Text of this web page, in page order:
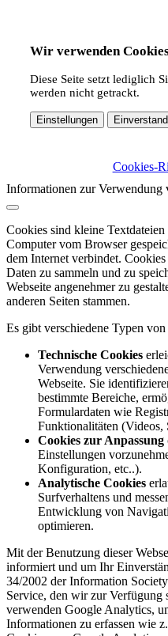
Wir verwenden
Diese Seite setzt lediglich
werden nicht getrackt.
Einstellungen
Cookies-
Informationen zur Verwendung
Cookies sind kleine
Computer vom Browser
dem Internet verbindet.
Daten zu sammeln und zu
Webseite angenehmer zu
anderen Seiten stammen.
Es gibt verschiedene Typen
Technische Cookies
Verwendung
Webseite. Sie
bestimmte Bereiche,
Formulardaten wie
Funktionalitäten (Videos,
Cookies zur Anpassung
Einstellungen
Konfiguration, etc..).
Analytische Cookies
Surfverhaltens und
Entwicklung von
optimieren.
Mit der Benutzung dieser
informiert und um Ihr
34/2002 der Information
Service, den wir zur Verfügung
verwenden Google Analytics,
Informationen zu erfassen wie